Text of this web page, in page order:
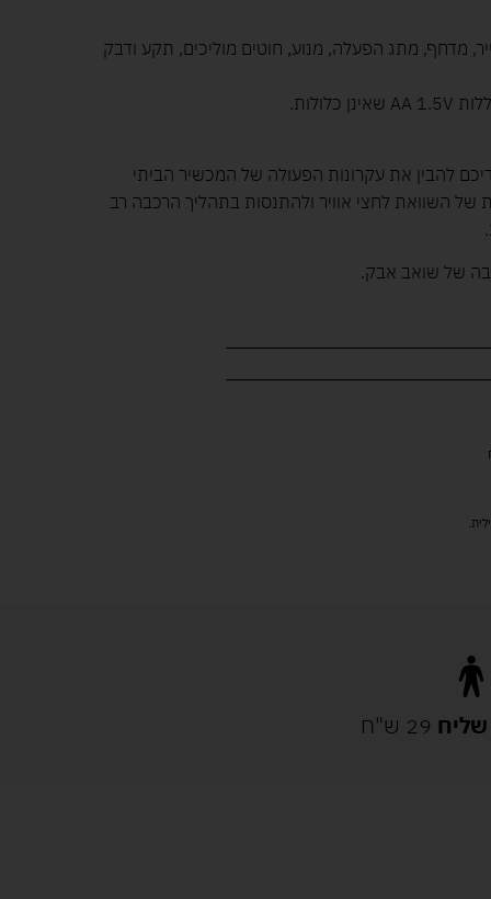
מדחף, מתג הפעלה, מנוע, חוטים מוליכים, תקע ודבק
להבין את עקרונות הפעולה של המכשיר הביתי
של השוואת לחצי אוויר ולהתנסות בתהליך הרכבה רב
של שואב אבק.
שליח 29 ש"ח